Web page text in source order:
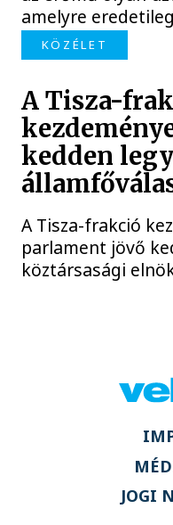
amelyre
KÖZÉLET
A Tisza-
kedden
A Tisza-frakció
parlament jövő
köztársasági
JOGI